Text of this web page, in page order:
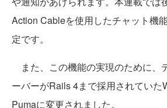
Action Cableを使用したチャット機
定です。
また、この機能の実現のために、
ーバーがRails 4まで採用されていた
Pumaに変更されました。